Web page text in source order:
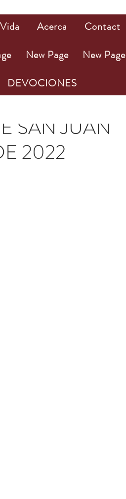
SAN JUAN
2022
Acerca Contact
New Page New Page
DEVOCIONES